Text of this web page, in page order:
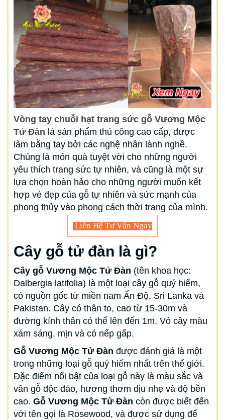
Vòng tay chuỗi hạt trang sức gỗ Vương Mộc
Tử Đàn là sản phẩm thủ công cao cấp, được
làm bằng tay bởi các nghệ nhân lành nghề.
Chúng là món quà tuyệt vời cho những người
yêu thích trang sức tự nhiên, và cũng là một sự
lựa chọn hoàn hảo cho những người muốn kết
hợp vẻ đẹp của gỗ tự nhiên và sức mạnh của
phong thủy vào phong cách thời trang của mình.
Liên Hệ Tư Vấn Ngay
Cây gỗ tử đàn là gì?
Cây gỗ Vương Mộc Tử Đàn (tên khoa học:
Dalbergia latifolia) là một loại cây gỗ quý hiếm,
có nguồn gốc từ miền nam Ấn Độ, Sri Lanka và
Pakistan. Cây có thân to, cao từ 15-30m và
đường kính thân có thể lên đến 1m. Vỏ cây màu
xám sáng, mịn và có nếp gấp.
Gỗ Vương Mộc Tử Đàn được đánh giá là một
trong những loại gỗ quý hiếm nhất trên thế giới.
Đặc điểm nổi bật của loại gỗ này là màu sắc và
vân gỗ độc đáo, hương thơm dịu nhẹ và độ bền
cao. Gỗ Vương Mộc Tử Đàn còn được biết đến
với tên gọi là Rosewood, và được sử dụng để